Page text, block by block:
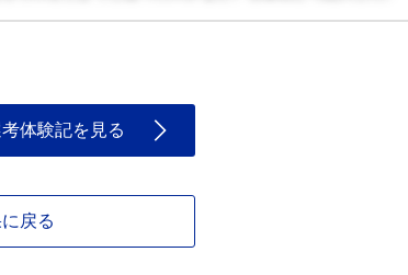
体験記を見る
戻る